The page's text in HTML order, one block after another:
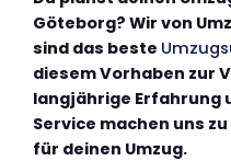
Göteborg? Wir von
sind das beste
diesem Vorhaben zur
langjährige Erfahrung
Service machen uns
für deinen Umzug.